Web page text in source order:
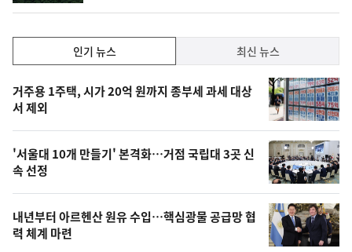
기,
최
신,
오
늘
의
영
상
인기 뉴스 최신 뉴스
기
뉴
스
거주용 1주택, 시가 20억 원까지 종부세 과세 대상
서 제외
'서울대 10개 만들기' 본격화…거점 국립대 3곳 신
속 선정
내년부터 아르헨산 원유 수입…핵심광물 공급망 협
력 체계 마련